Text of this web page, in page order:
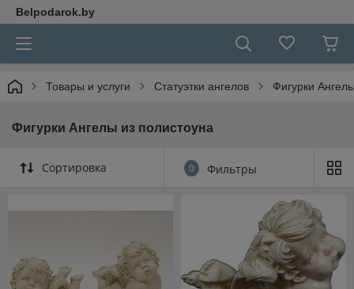
Belpodarok.by
Товары и услуги Статуэтки ангелов Фигурки
Фигурки Ангелы из полистоуна
Сортировка 0 Фильтры